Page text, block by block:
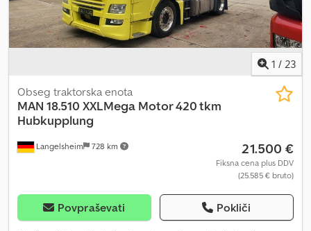
1 / 23
Langelsheim 728 km
Obseg traktorska enota
MAN 18.510 XXLMega Motor 420 tkm
Hubkupplung
21.500 €
Fiksna cena plus DDV
(25.585 € bruto)
Povpraševati Pokliči